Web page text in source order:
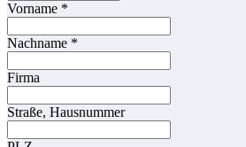
Vorname *
Nachname *
Firma
Straße, Hausnummer